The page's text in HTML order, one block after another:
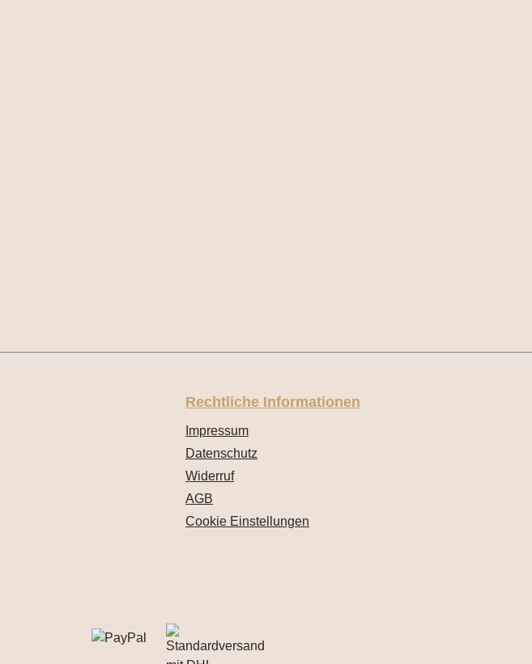
Rechtliche Informationen
Impressum
Datenschutz
Widerruf
AGB
Cookie Einstellungen